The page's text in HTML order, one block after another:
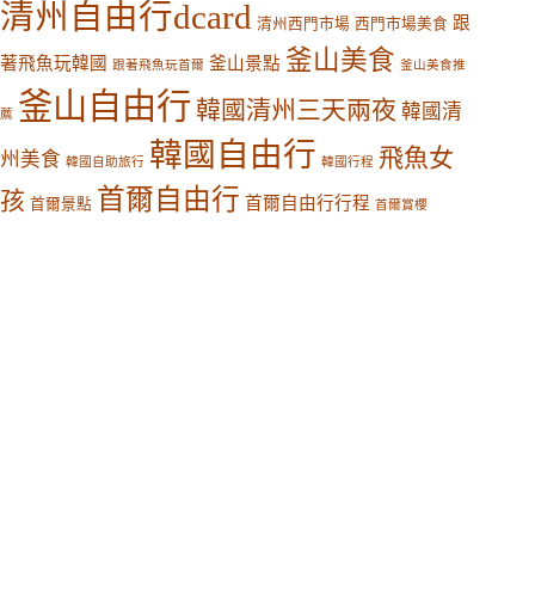
清州自由行dcard 清州西門市場 西門市場美食 跟
著飛魚玩韓國 跟著飛魚玩首爾 釜山景點 釜山美食 釜山美食推
薦 釜山自由行 韓國清州三天兩夜 韓國清
州美食 韓國自助旅行 韓國自由行 韓國行程 飛魚女
孩 首爾景點 首爾自由行 首爾自由行行程 首爾賞櫻